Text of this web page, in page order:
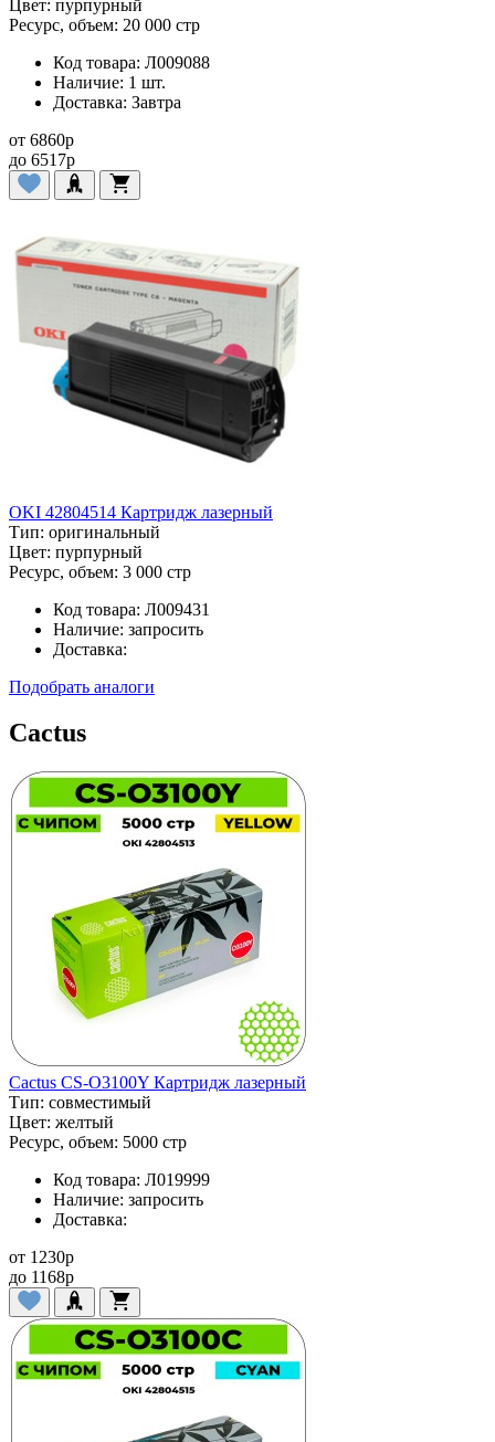
Цвет: пурпурный
Ресурс, объем: 20 000 стр
Код товара: Л009088
Наличие: 1 шт.
Доставка: Завтра
от 6860p
до 6517p
OKI 42804514 Картридж лазерный
Тип: оригинальный
Цвет: пурпурный
Ресурс, объем: 3 000 стр
Код товара: Л009431
Наличие: запросить
Доставка:
Подобрать аналоги
Cactus
Cactus CS-O3100Y Картридж лазерный
Тип: совместимый
Цвет: желтый
Ресурс, объем: 5000 стр
Код товара: Л019999
Наличие: запросить
Доставка:
от 1230p
до 1168p